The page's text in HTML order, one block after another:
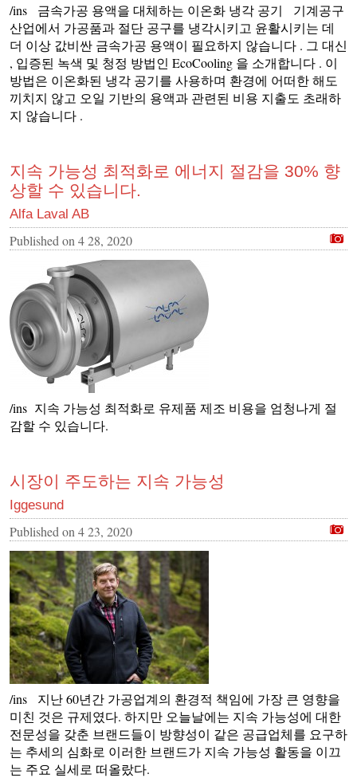
/ins 금속가공 용액을 대체하는 이온화 냉각 공기 기계공구
산업에서 가공품과 절단 공구를 냉각시키고 윤활시키는 데
더 이상 값비싼 금속가공 용액이 필요하지 않습니다 . 그 대신
, 입증된 녹색 및 청정 방법인 EcoCooling 을 소개합니다 . 이
방법은 이온화된 냉각 공기를 사용하며 환경에 어떠한 해도
끼치지 않고 오일 기반의 용액과 관련된 비용 지출도 초래하
지 않습니다 .
지속 가능성 최적화로 에너지 절감을 30% 향
상할 수 있습니다.
Alfa Laval AB
Published on 4 28, 2020
/ins 지속 가능성 최적화로 유제품 제조 비용을 엄청나게 절
감할 수 있습니다.
시장이 주도하는 지속 가능성
Iggesund
Published on 4 23, 2020
/ins 지난 60년간 가공업계의 환경적 책임에 가장 큰 영향을
미친 것은 규제였다. 하지만 오늘날에는 지속 가능성에 대한
전문성을 갖춘 브랜드들이 방향성이 같은 공급업체를 요구하
는 추세의 심화로 이러한 브랜드가 지속 가능성 활동을 이끄
는 주요 실세로 떠올랐다.